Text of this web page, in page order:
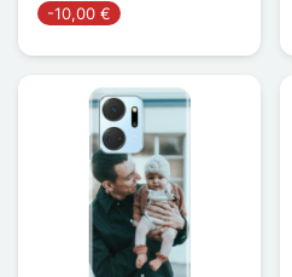
-10,00 €